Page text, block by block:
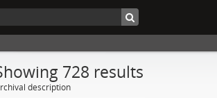
728 results
description